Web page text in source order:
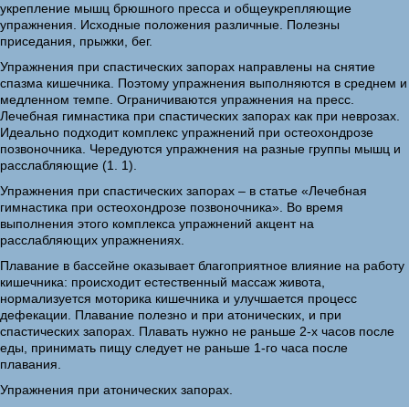
укрепление мышц брюшного пресса и общеукрепляющие
упражнения. Исходные положения различные. Полезны
приседания, прыжки, бег.
Упражнения при спастических запорах направлены на снятие
спазма кишечника. Поэтому упражнения выполняются в среднем и
медленном темпе. Ограничиваются упражнения на пресс.
Лечебная гимнастика при спастических запорах как при неврозах.
Идеально подходит комплекс упражнений при остеохондрозе
позвоночника. Чередуются упражнения на разные группы мышц и
расслабляющие (1. 1).
Упражнения при спастических запорах – в статье «Лечебная
гимнастика при остеохондрозе позвоночника». Во время
выполнения этого комплекса упражнений акцент на
расслабляющих упражнениях.
Плавание в бассейне оказывает благоприятное влияние на работу
кишечника: происходит естественный массаж живота,
нормализуется моторика кишечника и улучшается процесс
дефекации. Плавание полезно и при атонических, и при
спастических запорах. Плавать нужно не раньше 2-х часов после
еды, принимать пищу следует не раньше 1-го часа после
плавания.
Упражнения при атонических запорах.